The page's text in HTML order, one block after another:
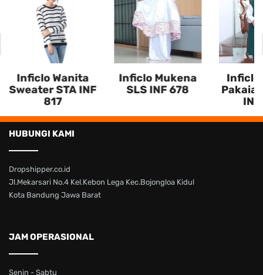
Inficlo Wanita
Sweater STA INF
817
Inficlo Mukena
SLS INF 678
Inficlo
HUBUNGI KAMI
Dropshipper.co.id
Jl.Mekarsari No.4 Kel.Kebon Lega Kec.Bojongloa Kidul
Kota Bandung Jawa Barat
JAM OPERASIONAL
Senin - Sabtu